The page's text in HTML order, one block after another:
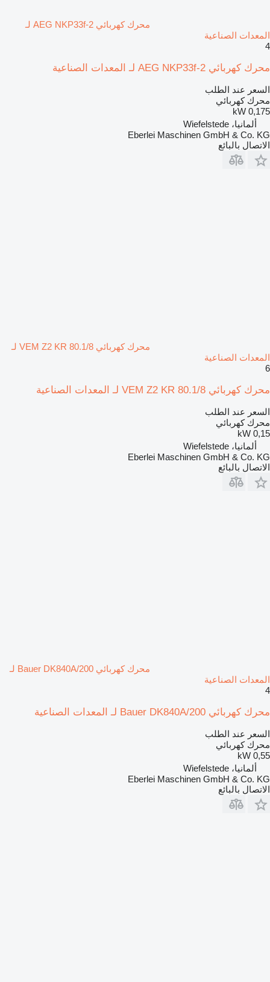
محرك كهربائي AEG NKP33f-2 لـ
المعدات الصناعية
4
محرك كهربائي AEG NKP33f-2 لـ المعدات الصناعية
السعر عند الطلب
محرك كهربائي
0,175 kW
ألمانيا، Wiefelstede
Eberlei Maschinen GmbH & Co. KG
الاتصال بالبائع
محرك كهربائي VEM Z2 KR 80.1/8 لـ
المعدات الصناعية
6
محرك كهربائي VEM Z2 KR 80.1/8 لـ المعدات الصناعية
السعر عند الطلب
محرك كهربائي
0,15 kW
ألمانيا، Wiefelstede
Eberlei Maschinen GmbH & Co. KG
الاتصال بالبائع
محرك كهربائي Bauer DK840A/200 لـ
المعدات الصناعية
4
محرك كهربائي Bauer DK840A/200 لـ المعدات الصناعية
السعر عند الطلب
محرك كهربائي
0,55 kW
ألمانيا، Wiefelstede
Eberlei Maschinen GmbH & Co. KG
الاتصال بالبائع